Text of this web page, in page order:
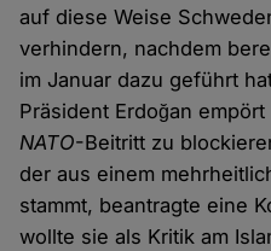
auf diese Weise
verhindern, nachdem
im Januar dazu geführt
Präsident Erdoğan
NATO-Beitritt zu
der aus einem
stammt, beantragte eine
wollte sie als Kritik am